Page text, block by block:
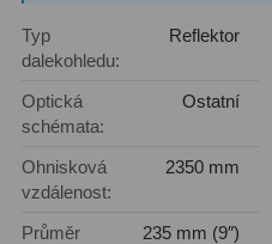
Filtry CCD Hα, OIII
Filtrová kola a rámy
Rovnače a reduktory 13
Pointace
Typ
dalekohledu:
Reflektor
Optická
schémata:
Ostatní
Ohnisková
vzdálenost:
2350 mm
Průměr
235 mm (9″)